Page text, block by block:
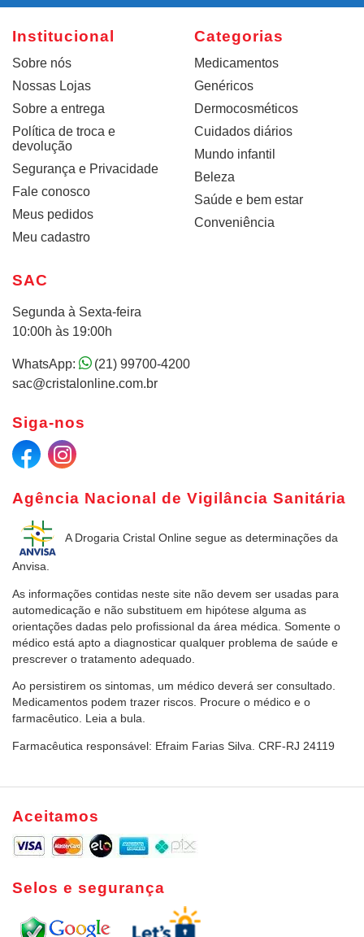
Institucional
Sobre nós
Nossas Lojas
Sobre a entrega
Política de troca e
devolução
Segurança e Privacidade
Fale conosco
Meus pedidos
Meu cadastro
Categorias
Medicamentos
Genéricos
Dermocosméticos
Cuidados diários
Mundo infantil
Beleza
Saúde e bem estar
Conveniência
Agência Nacional de Vigilância Sanitária
A Drogaria Cristal Online segue as determinações da
Anvisa.
As informações contidas neste site não devem ser usadas para
automedicação e não substituem em hipótese alguma as
orientações dadas pelo profissional da área médica. Somente o
médico está apto a diagnosticar qualquer problema de saúde e
prescrever o tratamento adequado.
Ao persistirem os sintomas, um médico deverá ser consultado.
Medicamentos podem trazer riscos. Procure o médico e o
farmacêutico. Leia a bula.
Farmacêutica responsável: Efraim Farias Silva. CRF-RJ 24119
SAC
Segunda à Sexta-feira
10:00h às 19:00h
WhatsApp:
(21) 99700-4200
sac@cristalonline.com.br
Siga-nos
Aceitamos
Selos e segurança